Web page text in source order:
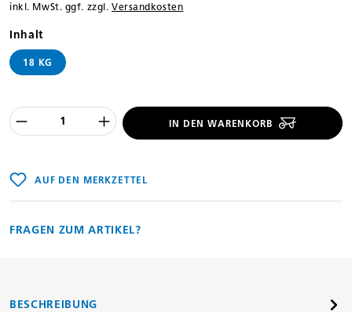
inkl. MwSt. ggf. zzgl. Versandkosten
Inhaltauswählen
18 KG
Produkt Anzahl des Produktes
IN DEN WARENKORB
AUF DEN MERKZETTEL
FRAGEN ZUM ARTIKEL?
BESCHREIBUNG